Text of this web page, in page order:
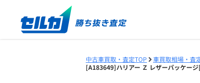
中古車買取・査定TOP 車買取相場・
[A183649]ハリアー Ｚ レザーパッケー